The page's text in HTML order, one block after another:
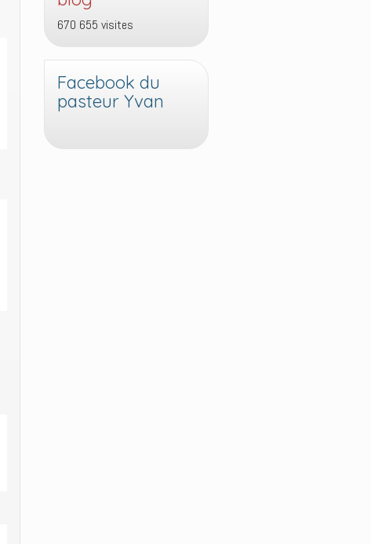
670 655 visites
Facebook du
pasteur Yvan